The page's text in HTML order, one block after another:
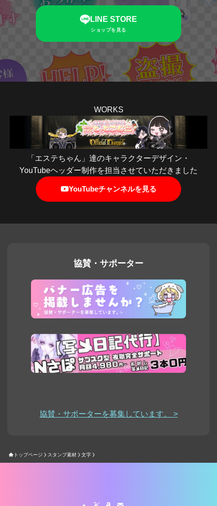
LINE STORE
ショップを見る
WORKS
「エステちゃん」達のキャラクターデザイン・
YouTubeヘッダー制作を担当させていただきました
YouTubeチャンネルを見る
協賛・サポーター
協賛・サポーターを募集しています。 >
トップページ スタンプ素材 文字